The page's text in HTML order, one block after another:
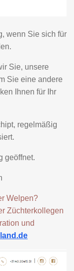
wenn Sie sich für
Sie, unsere
Sie eine andere
Ihnen für Ihr
regelmäßig
geöffnet.
Welpen?
Züchterkollegen
und